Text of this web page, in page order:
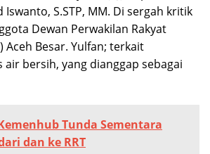
S.STP, MM. Di sergah kritik
Dewan Perwakilan Rakyat
Aceh Besar. Yulfan; terkait
air bersih, yang dianggap sebagai
Tunda Sementara
dan ke RRT